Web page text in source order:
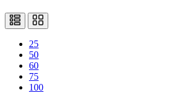
25
50
60
75
100